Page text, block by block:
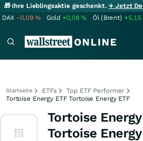
🎁 Ihre Lieblingsaktie geschenkt.→ Jetzt
DAX -0,09% Gold +0,08% Öl (Brent) +5,15
Startseite ETFs
Top ETF Performer
Tortoise Energy ETF Tortoise Energy ETF
Tortoise
Tortoise